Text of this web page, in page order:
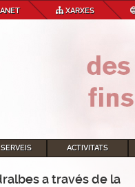
XARXES
SERVEIS ACTIVITATS
a través de la